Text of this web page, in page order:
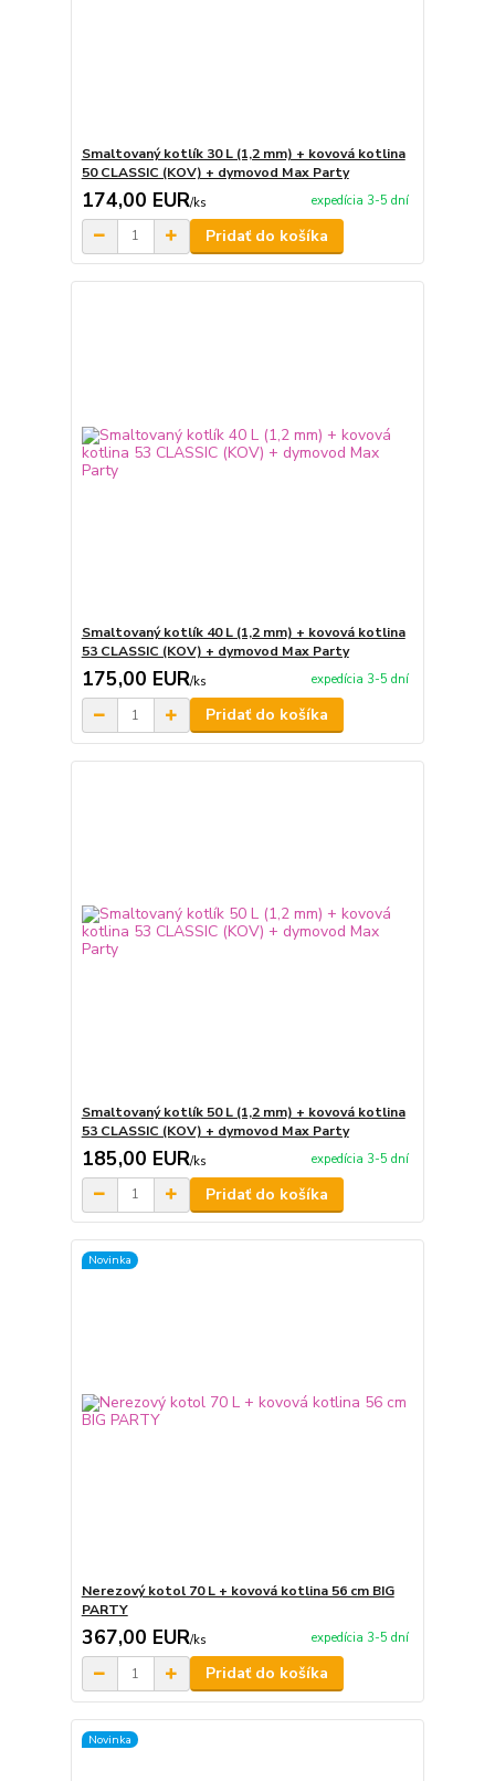
Smaltovaný kotlík 30 L (1,2 mm) + kovová kotlina
50 CLASSIC (KOV) + dymovod Max Party
174,00 EUR/ks expedícia 3-5 dní
Pridať do košíka
Smaltovaný kotlík 40 L (1,2 mm) + kovová kotlina
53 CLASSIC (KOV) + dymovod Max Party
175,00 EUR/ks expedícia 3-5 dní
Pridať do košíka
Smaltovaný kotlík 50 L (1,2 mm) + kovová kotlina
53 CLASSIC (KOV) + dymovod Max Party
185,00 EUR/ks expedícia 3-5 dní
Pridať do košíka
Novinka
Nerezový kotol 70 L + kovová kotlina 56 cm BIG
PARTY
367,00 EUR/ks expedícia 3-5 dní
Pridať do košíka
Novinka